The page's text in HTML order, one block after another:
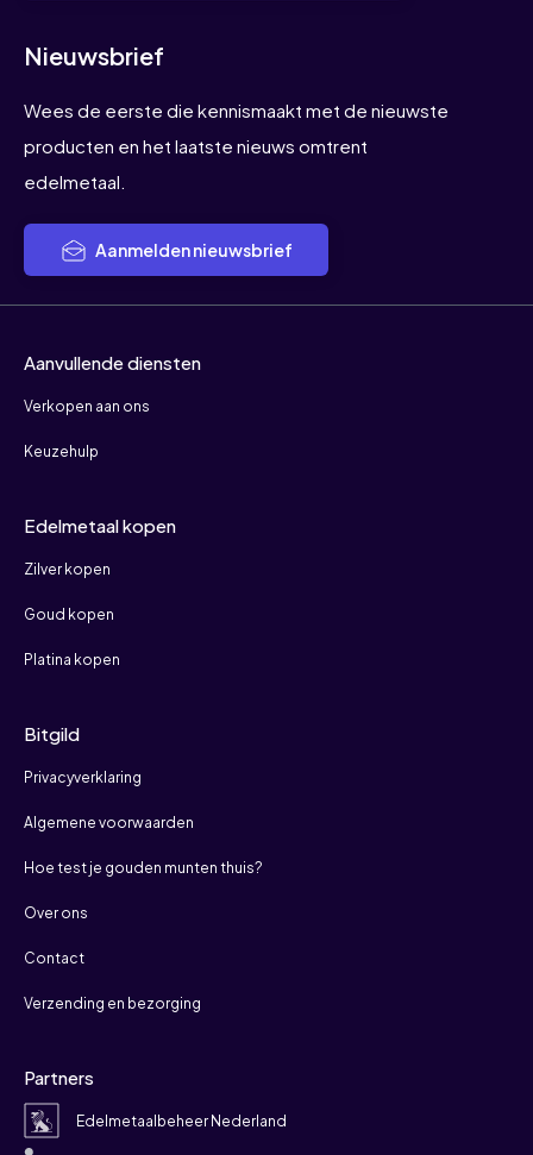
Nieuwsbrief
Wees de eerste die kennismaakt met de nieuwste
producten en het laatste nieuws omtrent
edelmetaal.
Aanmelden nieuwsbrief
Aanvullende diensten
Verkopen aan ons
Keuzehulp
Edelmetaal kopen
Zilver kopen
Goud kopen
Platina kopen
Bitgild
Privacyverklaring
Algemene voorwaarden
Hoe test je gouden munten thuis?
Over ons
Contact
Verzending en bezorging
Partners
Edelmetaalbeheer Nederland